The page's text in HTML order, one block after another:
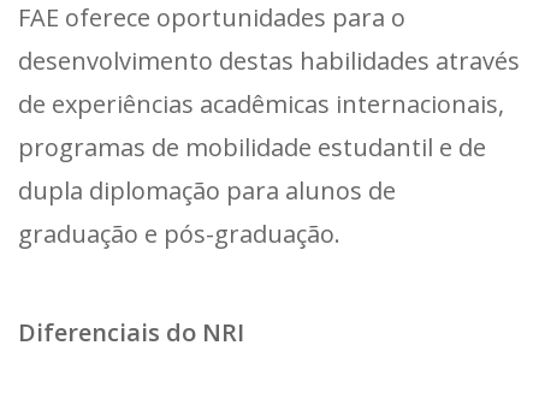
FAE oferece oportunidades para o
desenvolvimento destas habilidades através
de experiências acadêmicas internacionais,
programas de mobilidade estudantil e de
dupla diplomação para alunos de
graduação e pós-graduação.
Diferenciais do NRI